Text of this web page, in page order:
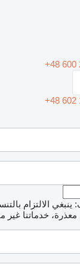
+48 600
+48 602
الالتزام
معذرة، خدماتنا غير